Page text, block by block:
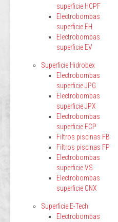
superficie HCPF
Electrobombas
superficie EH
Electrobombas
superficie EV
Superficie Hidrobex
Electrobombas
superficie JPG
Electrobombas
superficie JPX
Electrobombas
superficie FCP
Filtros piscinas FB
Filtros piscinas FP
Electrobombas
superficie VS
Electrobombas
superficie CNX
Superficie E-Tech
Electrobombas